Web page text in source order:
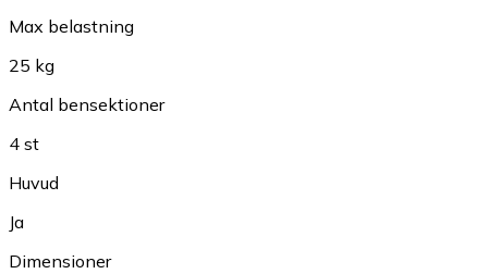
Max belastning
25 kg
Antal bensektioner
4 st
Huvud
Ja
Dimensioner